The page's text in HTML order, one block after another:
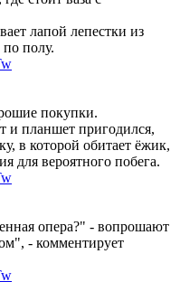
лапой лепестки из
полу.
покупки.
и планшет пригодился,
в которой обитает ёжик,
для вероятного побега.
опера?" - вопрошают
- комментирует